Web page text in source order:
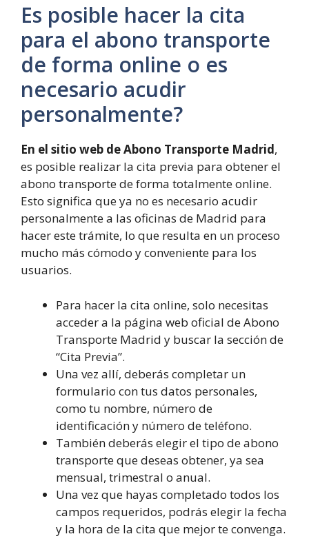
Es posible hacer la cita
para el abono transporte
de forma online o es
necesario acudir
personalmente?
En el sitio web de Abono Transporte Madrid,
es posible realizar la cita previa para obtener el
abono transporte de forma totalmente online.
Esto significa que ya no es necesario acudir
personalmente a las oficinas de Madrid para
hacer este trámite, lo que resulta en un proceso
mucho más cómodo y conveniente para los
usuarios.
Para hacer la cita online, solo necesitas
acceder a la página web oficial de Abono
Transporte Madrid y buscar la sección de
“Cita Previa”.
Una vez allí, deberás completar un
formulario con tus datos personales,
como tu nombre, número de
identificación y número de teléfono.
También deberás elegir el tipo de abono
transporte que deseas obtener, ya sea
mensual, trimestral o anual.
Una vez que hayas completado todos los
campos requeridos, podrás elegir la fecha
y la hora de la cita que mejor te convenga.